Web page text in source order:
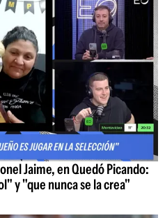
Jaime, en Quedó Picando:
y "que nunca se la crea"